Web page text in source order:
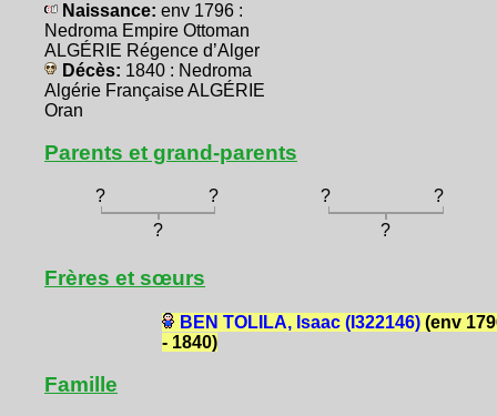
Naissance: env 1796 :
Nedroma Empire Ottoman
ALGÉRIE Régence d’Alger
Décès: 1840 : Nedroma
Algérie Française ALGÉRIE
Oran
Parents et grand-parents
? ? ?
?
?
?
Frères et sœurs
BEN TOLILA, Isaac (I322146)(env
- 1840)
Famille